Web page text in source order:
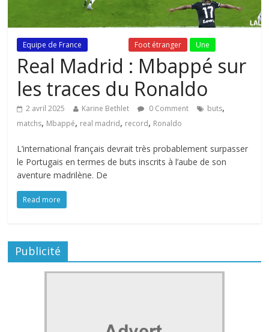
Equipe de France Foot étranger Une
Real Madrid : Mbappé sur
les traces du Ronaldo
2 avril 2025 Karine Bethlet 0 Comment buts,
matchs, Mbappé, real madrid, record, Ronaldo
L’international français devrait très probablement surpasser
le Portugais en termes de buts inscrits à l’aube de son
aventure madrilène. De
Read more
Publicité